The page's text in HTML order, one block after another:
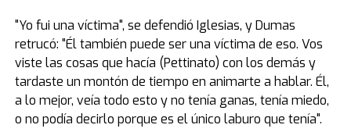
"Yo fui una víctima", se defendió Iglesias, y Dumas
retrucó: "Él también puede ser una víctima de eso. Vos
viste las cosas que hacía (Pettinato) con los demás y
tardaste un montón de tiempo en animarte a hablar. Él,
a lo mejor, veía todo esto y no tenía ganas, tenía miedo,
o no podía decirlo porque es el único laburo que tenía".